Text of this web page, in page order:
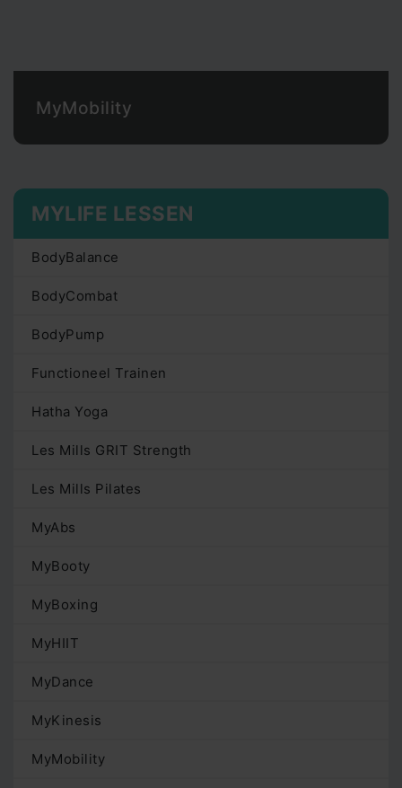
MyMobility
MYLIFE LESSEN
BodyBalance
BodyCombat
BodyPump
Functioneel Trainen
Hatha Yoga
Les Mills GRIT Strength
Les Mills Pilates
MyAbs
MyBooty
MyBoxing
MyHIIT
MyDance
MyKinesis
MyMobility